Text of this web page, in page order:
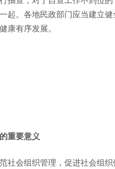
起。各地民政部门应当建立
康有序发展。
重要意义
社会组织管理，促进社会组织